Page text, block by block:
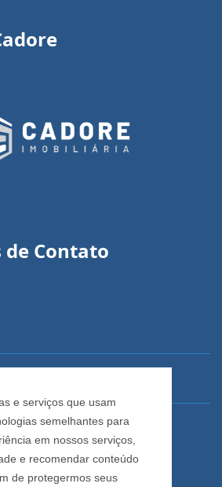
e serviços que usam
semelhantes para
em nossos serviços,
e recomendar conteúdo
de protegermos seus
Contato
1622, Centro
do Sul